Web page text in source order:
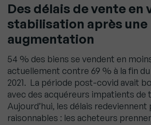
Des délais de vente en
stabilisation après une
augmentation
54 % des biens se vendent en
actuellement contre 69 % à la fin du
2021. La période post-covid avait
avec des acquéreurs impatients de
Aujourd’hui, les délais redeviennent
raisonnables : les acheteurs